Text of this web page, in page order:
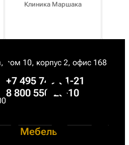
Клиника Маршака
дом 10, корпус 2, офис 168
+7 495 749-31-21
8 800 550-25-10
Мебель